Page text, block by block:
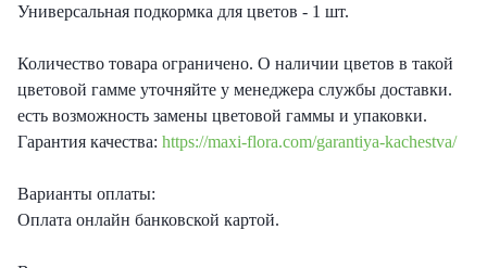
Универсальная подкормка для цветов - 1 шт.
Количество товара ограничено. О наличии цветов в такой
цветовой гамме уточняйте у менеджера службы доставки.
есть возможность замены цветовой гаммы и упаковки.
Гарантия качества: https://maxi-flora.com/garantiya-kachestva/
Варианты оплаты:
Оплата онлайн банковской картой.